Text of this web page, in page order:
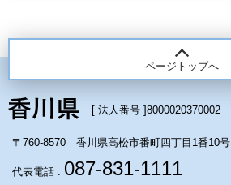
ページトップへ
[ 法人番号 ]8000020370002
〒760-8570 香川県高松市番町四丁目1番10号
代表電話 : 087-831-1111